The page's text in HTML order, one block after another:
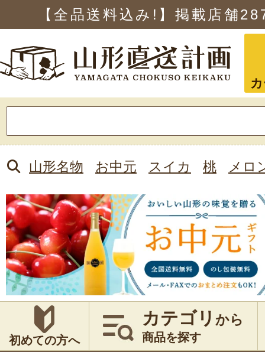
【全品送料込み!】掲載店舗
索:
山形名物 お中元 スイカ 桃 メロ
初めての方へ
カテゴリ から
商品を探す